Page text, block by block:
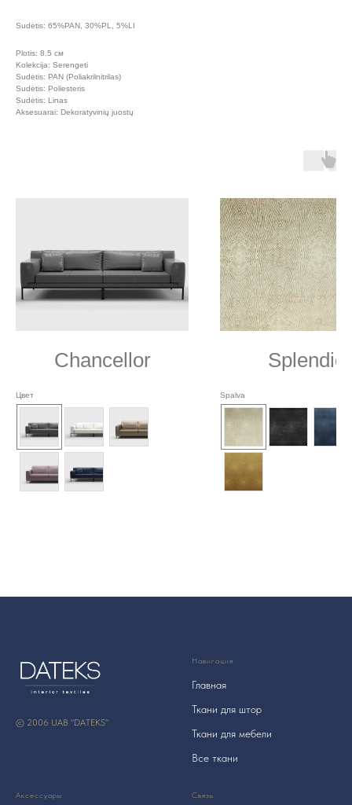
Sudėtis: 65%PAN, 30%PL, 5%LI
Plotis: 8.5 см
Kolekcija: Serengeti
Sudėtis: PAN (Poliakrilnitrilas)
Sudėtis: Poliesteris
Sudėtis: Linas
Aksesuarai: Dekoratyvinių juostų
Chancellor
Цвет
Splendid
Spalva
© 2006 UAB "DATEKS"
Навигация
Главная
Ткани для штор
Ткани для мебели
Все ткани
Аксессуары Связь